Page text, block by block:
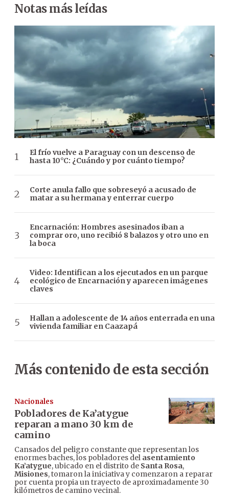
Notas más leídas
El frío vuelve a Paraguay con un descenso de
hasta 10°C: ¿Cuándo y por cuánto tiempo?
Corte anula fallo que sobreseyó a acusado de
matar a su hermana y enterrar cuerpo
Encarnación: Hombres asesinados iban a
comprar oro, uno recibió 8 balazos y otro uno en
la boca
Video: Identifican a los ejecutados en un parque
ecológico de Encarnación y aparecen imágenes
claves
Hallan a adolescente de 14 años enterrada en una
vivienda familiar en Caazapá
Más contenido de esta sección
Nacionales
Pobladores de Ka’atygue
reparan a mano 30 km de
camino
Cansados del peligro constante que representan los
enormes baches, los pobladores del asentamiento
Ka’atygue, ubicado en el distrito de Santa Rosa,
Misiones, tomaron la iniciativa y comenzaron a reparar
por cuenta propia un trayecto de aproximadamente 30
kilómetros de camino vecinal.